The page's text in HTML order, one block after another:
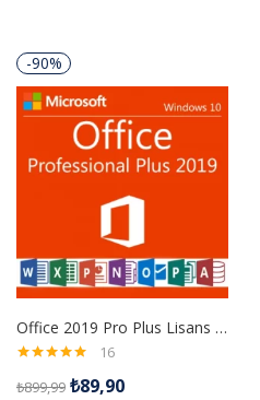
-90%
Office 2019 Pro Plus Lisans Anahtarı
4.94oy aldı
16
₺899,99 ₺89,90